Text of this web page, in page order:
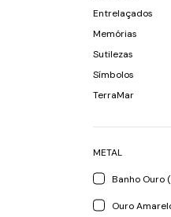
Entrelaçados
Memórias
Sutilezas
Símbolos
TerraMar
METAL
Banho Ouro
Ouro